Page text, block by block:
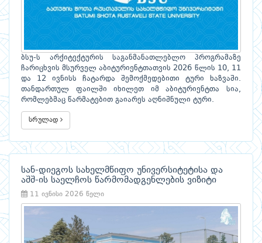
ბსუ-ს არქიტექტურის საგანმანათლებლო პროგრამაზე
ჩარიცხვის მსურველ აბიტურიენტთათვის 2026 წლის 10, 11
და 12 ივნისს ჩატარდა შემოქმედებითი ტური ხაზვაში.
თანდართულ ფაილში იხილეთ იმ აბიტურიენტთა სია,
რომლებმაც წარმატებით გაიარეს აღნიშნული ტური.
სრულად
სან-დიეგოს სახელმწიფო უნივერსიტეტისა და
აშშ-ის საელჩოს წარმომადგენლების ვიზიტი
11 ივნისი 2026 წელი